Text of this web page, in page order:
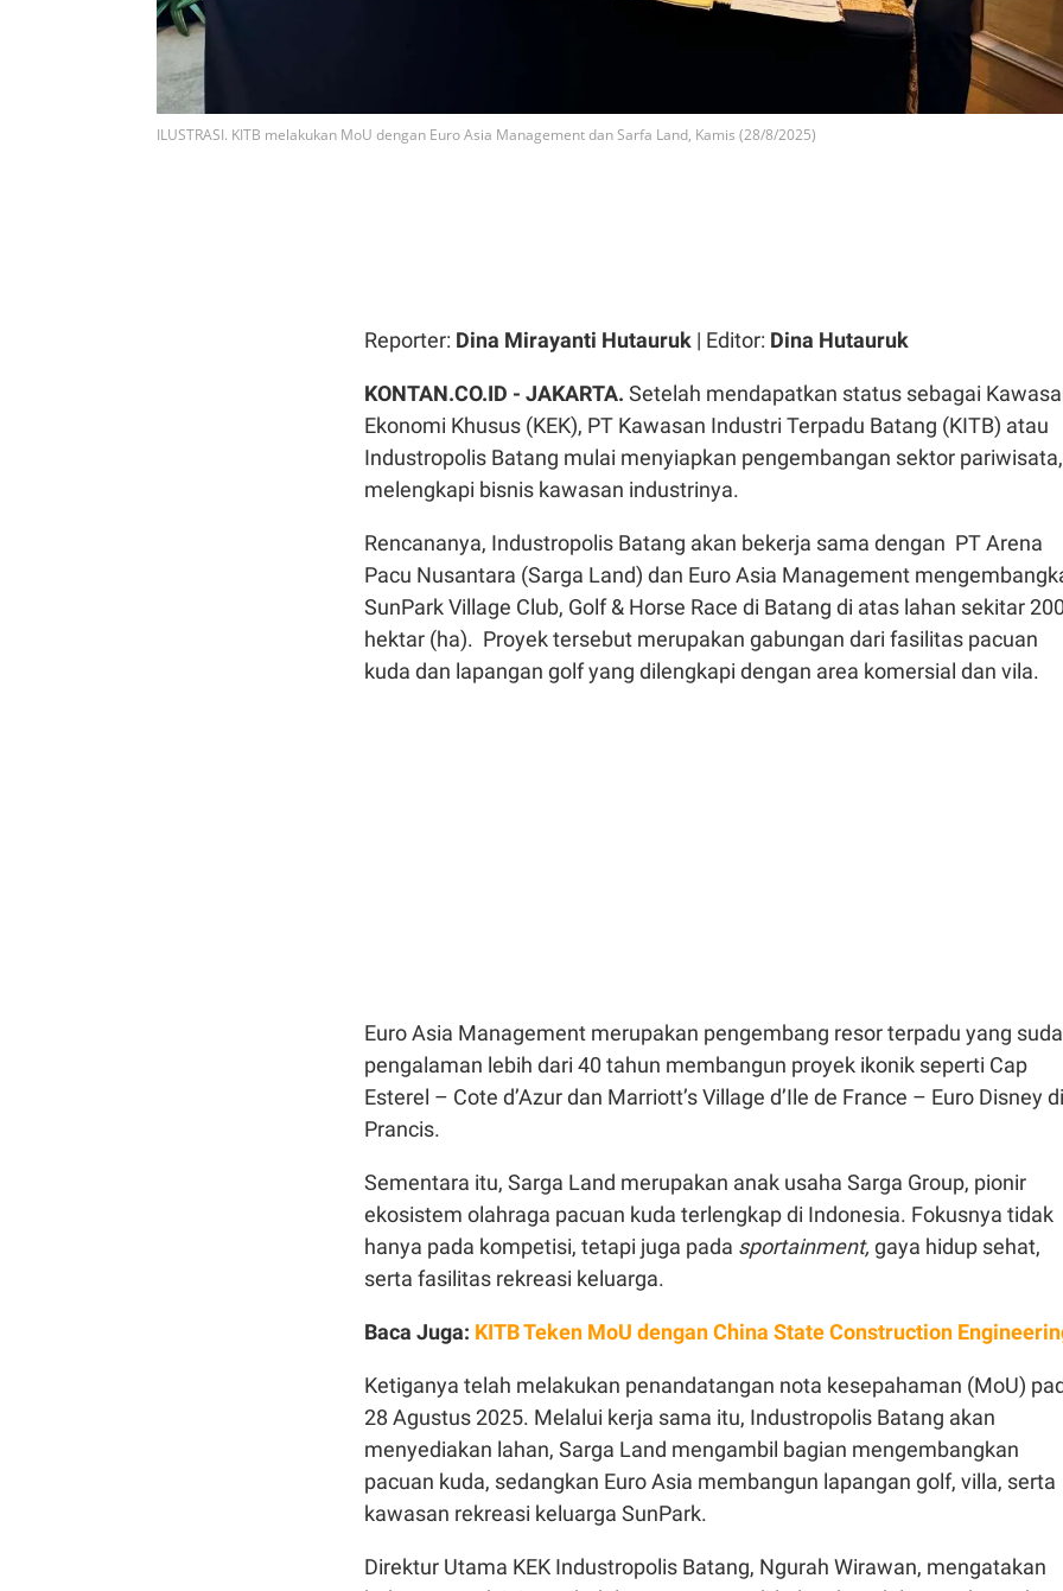
ILUSTRASI. KITB melakukan MoU dengan Euro Asia Management dan Sarfa Land, Kamis (28/8/2025)
Reporter: Dina Mirayanti Hutauruk | Editor: Dina Hutauruk
KONTAN.CO.ID - JAKARTA. Setelah mendapatkan status sebagai
Ekonomi Khusus (KEK), PT Kawasan Industri Terpadu Batang (KITB) atau
Industropolis Batang mulai menyiapkan pengembangan sektor pariwisata,
melengkapi bisnis kawasan industrinya.
Rencananya, Industropolis Batang akan bekerja sama dengan PT Arena
Pacu Nusantara (Sarga Land) dan Euro Asia Management
SunPark Village Club, Golf & Horse Race di Batang di atas lahan sekitar 200
hektar (ha). Proyek tersebut merupakan gabungan dari fasilitas pacuan
kuda dan lapangan golf yang dilengkapi dengan area komersial dan vila.
Euro Asia Management merupakan pengembang resor terpadu yang
pengalaman lebih dari 40 tahun membangun proyek ikonik seperti Cap
Esterel – Cote d’Azur dan Marriott’s Village d’Ile de France – Euro Disney di
Prancis.
Sementara itu, Sarga Land merupakan anak usaha Sarga Group, pionir
ekosistem olahraga pacuan kuda terlengkap di Indonesia. Fokusnya tidak
hanya pada kompetisi, tetapi juga pada sportainment, gaya hidup sehat,
serta fasilitas rekreasi keluarga.
Baca Juga: KITB Teken MoU dengan China State Construction
Ketiganya telah melakukan penandatangan nota kesepahaman (MoU)
28 Agustus 2025. Melalui kerja sama itu, Industropolis Batang akan
menyediakan lahan, Sarga Land mengambil bagian mengembangkan
pacuan kuda, sedangkan Euro Asia membangun lapangan golf, villa, serta
kawasan rekreasi keluarga SunPark.
Direktur Utama KEK Industropolis Batang, Ngurah Wirawan, mengatakan